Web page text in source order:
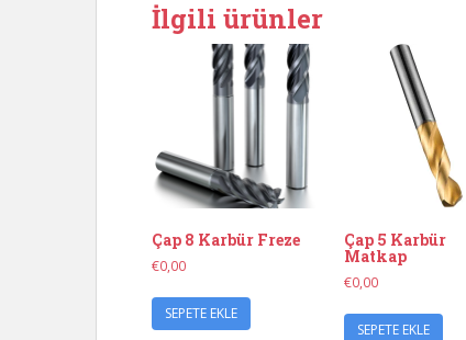
İlgili ürünler
Çap 8 Karbür Freze
€0,00
SEPETE EKLE
Çap 5 Karbür
Matkap
€0,00
SEPETE EKLE